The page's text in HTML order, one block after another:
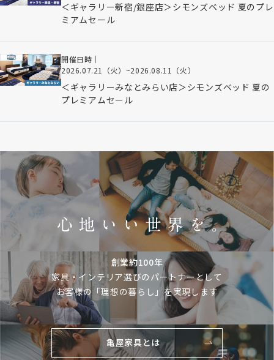
＜ギャラリー新宿/銀座店＞シモンズベッド 夏のプレ
ミアムセール
開催日時｜
2026.07.21（火） ~2026.08.11（火）
＜ギャラリーみなとみらい店＞シモンズベッド 夏の
プレミアムセール
創業約100年
家具・インテリア選びのパートナーとして
お客様の「理想の暮らし」を実現します
亀屋家具とは